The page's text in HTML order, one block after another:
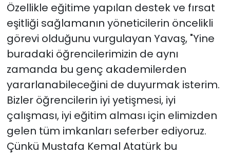
Özellikle eğitime yapılan destek ve fırsat
eşitliği sağlamanın yöneticilerin öncelikli
görevi olduğunu vurgulayan Yavaş, "Yine
buradaki öğrencilerimizin de aynı
zamanda bu genç akademilerden
yararlanabileceğini de duyurmak isterim.
Bizler öğrencilerin iyi yetişmesi, iyi
çalışması, iyi eğitim alması için elimizden
gelen tüm imkanları seferber ediyoruz.
Çünkü Mustafa Kemal Atatürk bu